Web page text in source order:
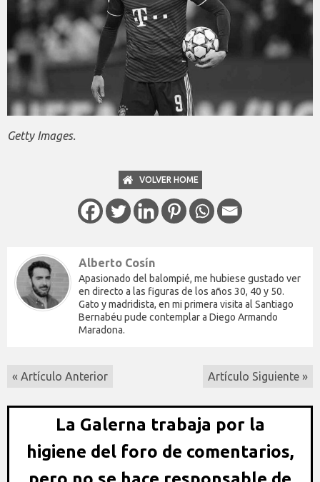
Getty Images.
VOLVER HOME
Alberto Cosín
Apasionado del balompié, me hubiese gustado ver
en directo a las figuras de los años 30, 40 y 50.
Gato y madridista, en mi primera visita al Santiago
Bernabéu pude contemplar a Diego Armando
Maradona.
« Artículo Anterior Artículo Siguiente »
La Galerna trabaja por la
higiene del foro de comentarios,